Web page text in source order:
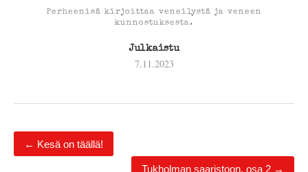
Perheenisä kirjoittaa veneilystä ja veneen
kunnostuksesta.
Julkaistu
7.11.2023
← Kesä on täällä!
Tukholman saaristoon, osa 2 →